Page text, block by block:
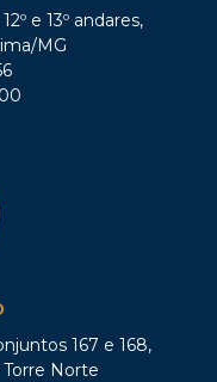
e 13º andares,
MG
167 e 168,
Norte